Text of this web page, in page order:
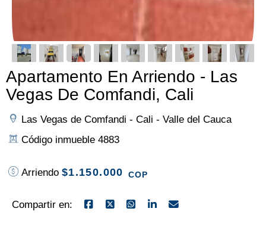
Apartamento En Arriendo - Las
Vegas De Comfandi, Cali
Las Vegas de Comfandi - Cali - Valle del Cauca
Código inmueble 4883
Arriendo $1.150.000 COP
Compartir en: